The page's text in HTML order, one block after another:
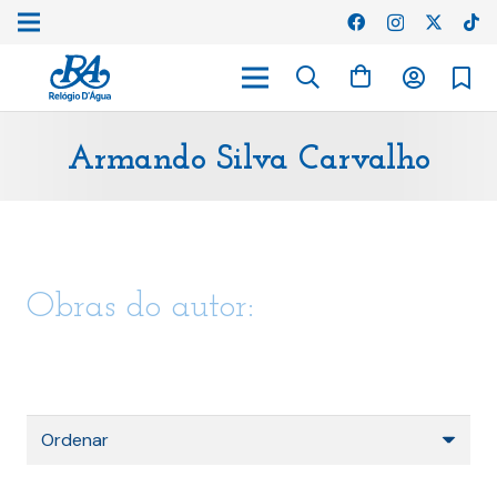
Armando Silva Carvalho
Obras do autor: